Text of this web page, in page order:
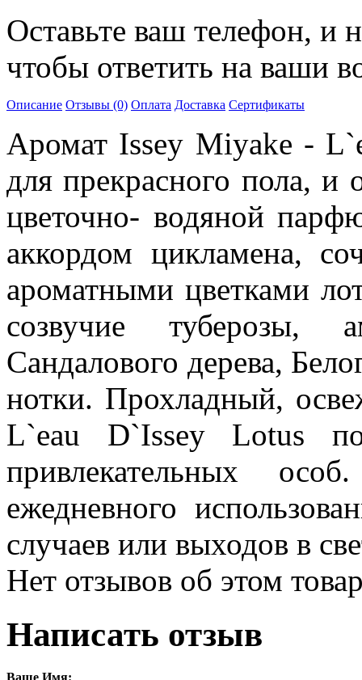
Оставьте ваш телефон, и
чтобы ответить на ваши
Описание Отзывы (0) Оплата Доставка Сертификаты
Аромат Issey Miyake -
для прекрасного пола, и
цветочно- водяной
аккордом цикламена,
ароматными цветками
созвучие туберозы,
Сандалового дерева,
нотки. Прохладный,
L`eau D`Issey Lotus
привлекательных
ежедневного
случаев или выходов в
Нет отзывов об этом
Написать отзыв